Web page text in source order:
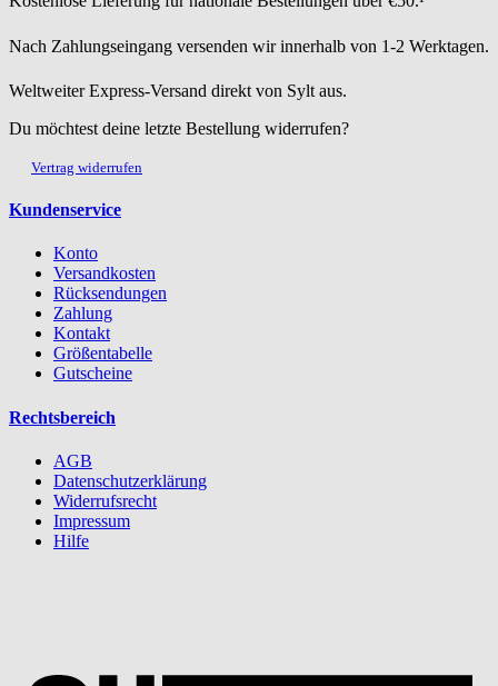
Nach Zahlungseingang versenden wir innerhalb von 1-2 Werktagen.
Weltweiter Express-Versand direkt von Sylt aus.
Du möchtest deine letzte Bestellung widerrufen?
Vertrag widerrufen
Kundenservice
Konto
Versandkosten
Rücksendungen
Zahlung
Kontakt
Größentabelle
Gutscheine
Rechtsbereich
AGB
Datenschutzerklärung
Widerrufsrecht
Impressum
Hilfe